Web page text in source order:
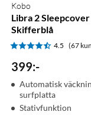
Kobo
Libra 2
Skifferblå
4.5 (67
399:-
Automatisk
surfplatta
Stativfunktion